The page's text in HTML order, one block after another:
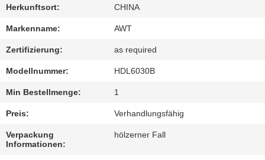
WIR
REDEN
JETZT.
SITEMAP
POLICY
Herkunftsort: CHINA
Markenname: AWT
Zertifizierung: as required
Modellnummer: HDL6030B
Min Bestellmenge: 1
Preis: Verhandlungsfähig
Verpackung
Informationen:
hölzerner Fall